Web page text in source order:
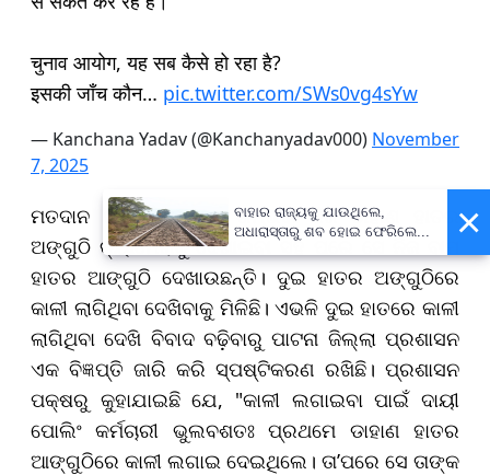
चुनाव आयोग, यह सब कैसे हो रहा है?
इसकी जाँच कौन… pic.twitter.com/SWs0vg4sYw
— Kanchana Yadav (@Kanchanyadav000) November
7, 2025
ମତଦାନ ପରେ ପ୍ରଥମେ ଶମ୍ଭବୀ ନିଜ ଡାହାଣ ହାତର
ଅଙ୍ଗୁଠି କ୍ୟାମେରାକୁ ଦେଖାଇବା ସହ ପରେ ସେ ନିଜ ବାମ
ହାତର ଆଙ୍ଗୁଠି ଦେଖାଉଛନ୍ତି। ଦୁଇ ହାତର ଅଙ୍ଗୁଠିରେ
କାଳୀ ଲାଗିଥିବା ଦେଖିବାକୁ ମିଳିଛି। ଏଭଳି ଦୁଇ ହାତରେ କାଳୀ
ଲାଗିଥିବା ଦେଖି ବିବାଦ ବଢ଼ିବାରୁ ପାଟନା ଜିଲ୍ଲା ପ୍ରଶାସନ
ଏକ ବିଜ୍ଞପ୍ତି ଜାରି କରି ସ୍ପଷ୍ଟିକରଣ ରଖିଛି। ପ୍ରଶାସନ
ପକ୍ଷରୁ କୁହାଯାଇଛି ଯେ, "କାଳୀ ଲଗାଇବା ପାଇଁ ଦାୟୀ
ପୋଲିଂ କର୍ମଚାରୀ ଭୁଲବଶତଃ ପ୍ରଥମେ ଡାହାଣ ହାତର
ଆଙ୍ଗୁଠିରେ କାଳୀ ଲଗାଇ ଦେଇଥିଲେ। ତା’ପରେ ସେ ତାଙ୍କ
×
ବାହାର ରାଜ୍ୟକୁ ଯାଉଥିଲେ,
ଅଧାରାସ୍ତାରୁ ଶବ ହୋଇ ଫେରିଲେ...